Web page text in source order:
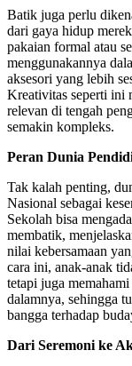
Batik juga perlu
dari gaya hidup
pakaian formal atau
menggunakannya
aksesori yang lebih
Kreativitas seperti ini
relevan di tengah
semakin kompleks.
Peran Dunia
Tak kalah penting,
Nasional sebagai
Sekolah bisa
membatik,
nilai kebersamaan
cara ini, anak-anak
tetapi juga
dalamnya, sehingga
bangga terhadap
Dari Seremoni ke